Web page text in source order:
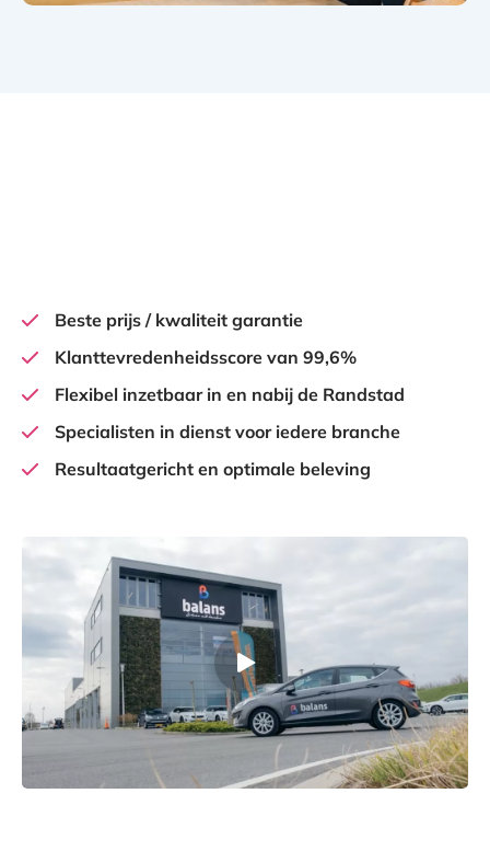
Beste prijs / kwaliteit garantie
Klanttevredenheidsscore van 99,6%
Flexibel inzetbaar in en nabij de Randstad
Specialisten in dienst voor iedere branche
Resultaatgericht en optimale beleving